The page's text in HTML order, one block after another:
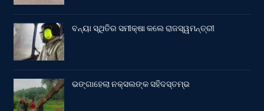
ବନ୍ୟା ସ୍ଥିତିର ସମୀକ୍ଷା କଲେ ରାଜସ୍ୱମନ୍ତ୍ରୀ
ଭଙ୍ଗାହେଲା ନକ୍ସଲଙ୍କ ସହିଦସ୍ତମ୍ଭ